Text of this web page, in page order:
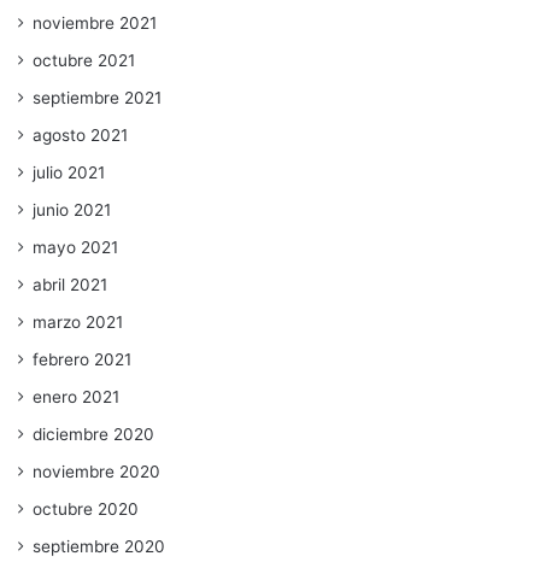
noviembre 2021
octubre 2021
septiembre 2021
agosto 2021
julio 2021
junio 2021
mayo 2021
abril 2021
marzo 2021
febrero 2021
enero 2021
diciembre 2020
noviembre 2020
octubre 2020
septiembre 2020